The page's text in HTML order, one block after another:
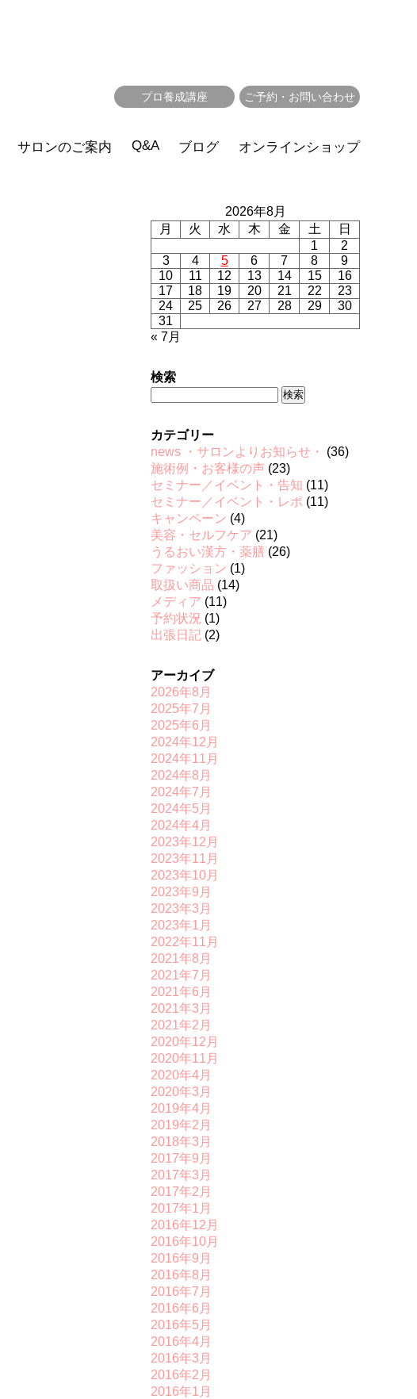
プロ養成講座 ご予約・お問い合わせ
サロンのご案内 Q&A ブログ オンラインショップ
2026年8月
月
火 水 木 金 土
日
1
2
3
4 5 6 7 8
9
10
11 12 13 14 15
16
17
18 19 20 21 22
23
24
25 26 27 28 29
30
31
« 7月
検索
カテゴリー
news ・サロンよりお知らせ・
(36)
施術例・お客様の声 (23)
セミナー／イベント・告知 (11)
セミナー／イベント・レポ (11)
キャンペーン (4)
美容・セルフケア (21)
うるおい漢方・薬膳 (26)
ファッション (1)
取扱い商品 (14)
メディア (11)
予約状況 (1)
出張日記 (2)
アーカイブ
2026年8月
2025年7月
2025年6月
2024年12月
2024年11月
2024年8月
2024年7月
2024年5月
2024年4月
2023年12月
2023年11月
2023年10月
2023年9月
2023年3月
2023年1月
2022年11月
2021年8月
2021年7月
2021年6月
2021年3月
2021年2月
2020年12月
2020年11月
2020年4月
2020年3月
2019年4月
2019年2月
2018年3月
2017年9月
2017年3月
2017年2月
2017年1月
2016年12月
2016年10月
2016年9月
2016年8月
2016年7月
2016年6月
2016年5月
2016年4月
2016年3月
2016年2月
2016年1月